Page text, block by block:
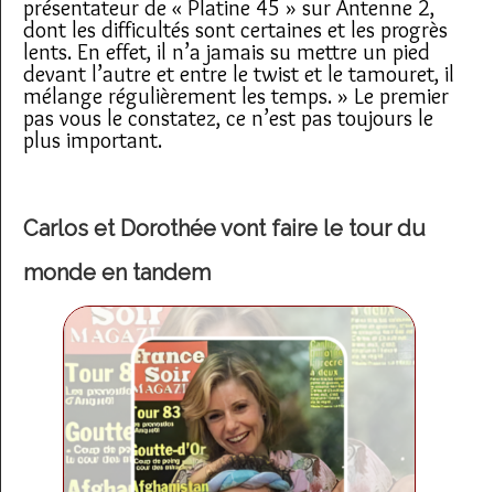
présentateur de « Platine 45 » sur Antenne 2,
dont les difficultés sont certaines et les progrès
lents. En effet, il n’a jamais su mettre un pied
devant l’autre et entre le twist et le tamouret, il
mélange régulièrement les temps. » Le premier
pas vous le constatez, ce n’est pas toujours le
plus important.
Carlos et Dorothée vont faire le tour du
monde en tandem